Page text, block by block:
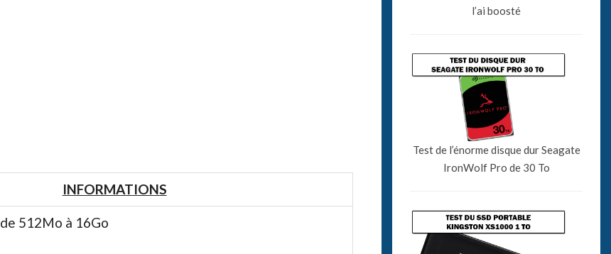
INFORMATIONS
de 512Mo à 16Go
l’ai boosté
Test de l’énorme disque dur Seagate
IronWolf Pro de 30 To